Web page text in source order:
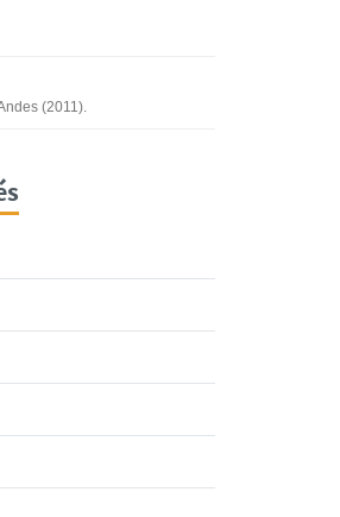
(2011).